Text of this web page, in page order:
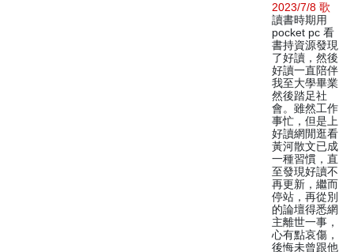
2023/7/8 歌
讀書時期用
pocket pc 看
書持資源發現
了好讀，然後
好讀一直陪伴
我至大學畢業
然後踏足社
會。雖然工作
事忙，但是上
好讀網閒逛看
黃河散文已成
一種習慣，直
至發現好讀不
再更新，繼而
停站，再從別
的論壇得悉網
主離世一事，
心有點哀傷，
後悔未曾跟他